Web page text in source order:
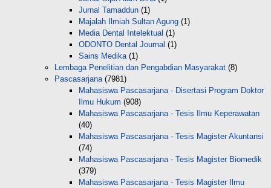
Jurnal Tamaddun (1)
Majalah Ilmiah Sultan Agung (1)
Media Dental Intelektual (1)
ODONTO Dental Journal (1)
Sains Medika(1)
Lembaga Penelitian dan Pengabdian Masyarakat (8)
Pascasarjana(7981)
Mahasiswa Pascasarjana - Disertasi Program Doktor
Ilmu Hukum (908)
Mahasiswa Pascasarjana - Tesis Ilmu Keperawatan
(40)
Mahasiswa Pascasarjana - Tesis Magister Akuntansi
(74)
Mahasiswa Pascasarjana - Tesis Magister Biomedik
(379)
Mahasiswa Pascasarjana - Tesis Magister Ilmu